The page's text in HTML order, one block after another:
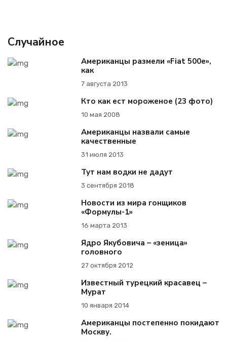
Случайное
Американцы размели «Fiat 500e»,
как
7 августа 2013
Кто как ест мороженое (23 фото)
10 мая 2008
Американцы назвали самые
качественные
31 июля 2013
Тут нам водки не дадут
3 сентября 2018
Новости из мира гонщиков
«Формулы-1»
16 марта 2013
Ядро Якубовича – «зеница»
головного
27 октября 2012
Известный турецкий красавец –
Мурат
10 января 2014
Американцы постепенно покидают
Москву.